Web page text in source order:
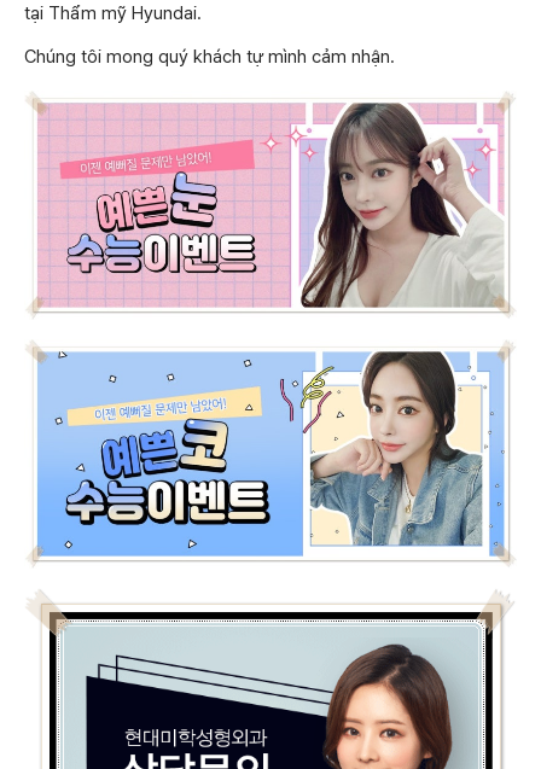
tại Thẩm mỹ Hyundai.
Chúng tôi mong quý khách tự mình cảm nhận.